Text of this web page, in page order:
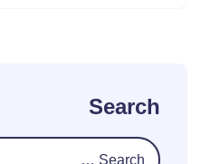
Search